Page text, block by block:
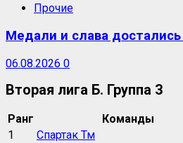
Прочие
Медали и слава
06.08.2026 0
Вторая лига Б. Группа 3
Ранг Команды
1
Спартак Тм